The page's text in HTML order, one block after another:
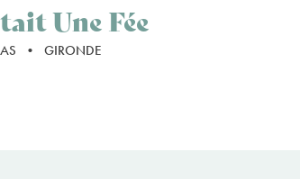
Une Fée
•GIRONDE